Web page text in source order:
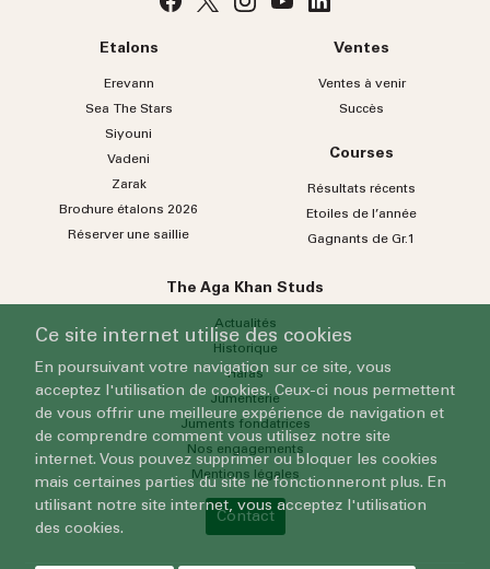
Etalons
Erevann
Sea TheStars
Siyouni
Vadeni
Zarak
Brochure étalons 2026
Réserver une saillie
Ventes
Ventes à venir
Succès
Courses
Résultats récents
Etoiles de l’année
Gagnants de Gr.1
The Aga Khan Studs
Actualités
Historique
Haras
Jumenterie
Juments fondatrices
Nos engagements
Mentions légales
Contact
Ce site internet utilise des cookies
En poursuivant votre navigation sur ce site, vous
acceptez l'utilisation de cookies. Ceux-ci nous permettent
de vous offrir une meilleure expérience de navigation et
de comprendre comment vous utilisez notre site
internet. Vous pouvez supprimer ou bloquer les cookies
mais certaines parties du site ne fonctionneront plus. En
utilisant notre site internet, vous acceptez l'utilisation
des cookies.